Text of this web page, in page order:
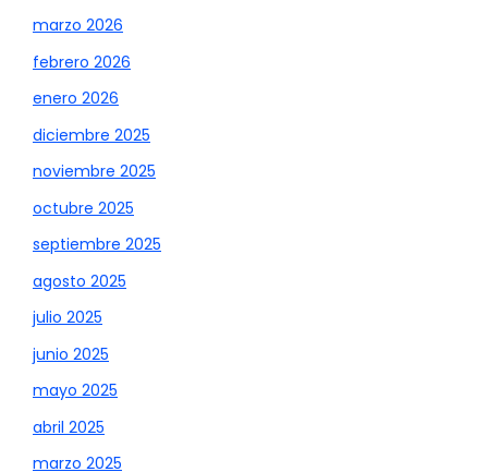
marzo 2026
febrero 2026
enero 2026
diciembre 2025
noviembre 2025
octubre 2025
septiembre 2025
agosto 2025
julio 2025
junio 2025
mayo 2025
abril 2025
marzo 2025